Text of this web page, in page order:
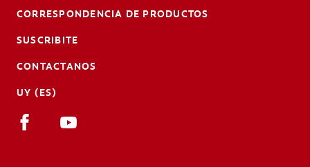
CORRESPONDENCIA DE PRODUCTOS
SUSCRIBITE
CONTACTANOS
UY (ES)